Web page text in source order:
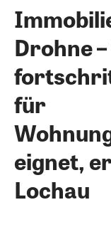
Drohne
für
eignet,
Lochau